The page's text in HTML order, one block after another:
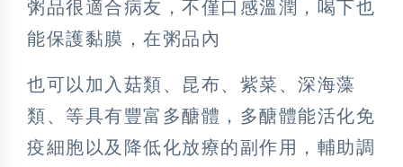
粥品很適合病友，不僅口感溫潤，喝下也
能保護黏膜，在粥品內
也可以加入菇類、昆布、紫菜、深海藻
類、等具有豐富多醣體，多醣體能活化免
疫細胞以及降低化放療的副作用，輔助調